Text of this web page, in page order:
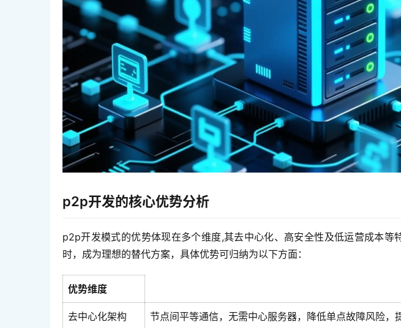
p2p开发的核心优势分析
p2p开发模式的优势体现在多个维度,其去中心化、高安全性及低运营成本等
时，成为理想的替代方案，具体优势可归纳为以下方面：
优势维度
去中心化架构 节点间平等通信，无需中心服务器，降低单点故障风险，